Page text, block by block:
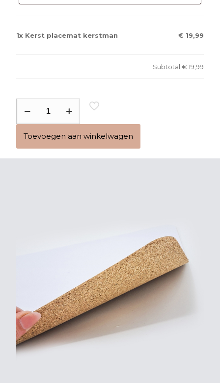
1x Kerst placemat kerstman € 19,99
Subtotal € 19,99
kerstman
aantal
Toevoegen aan winkelwagen